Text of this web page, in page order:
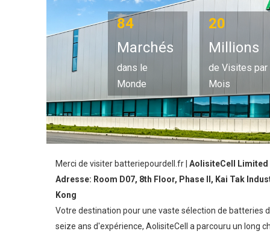
84
Marchés
dans le
Monde
20
Millions
de Visites par
Mois
Merci de visiter batteriepourdell.fr | AolisiteCell Limited
Adresse: Room D07, 8th Floor, Phase II, Kai Tak
Kong
Votre destination pour une vaste sélection de batteries
seize ans d'expérience, AolisiteCell a parcouru un long